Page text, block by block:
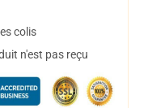
colis
n'est pas reçu